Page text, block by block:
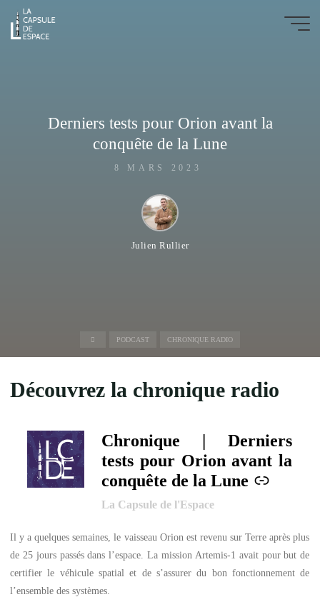
contenu
ARTICLES
|
PODCASTS
Derniers tests pour Orion avant la
conquête de la Lune
8 MARS 2023
Julien Rullier
AccueilPODCAST CHRONIQUE RADIO
Découvrez la chronique radio
Chronique | Derniers
tests pour Orion avant la
conquête de la Lune
–
La Capsule de l'Espace
Il y a quelques semaines, le vaisseau Orion est revenu sur Terre après plus
de 25 jours passés dans l’espace. La mission Artemis-1 avait pour but de
certifier le véhicule spatial et de s’assurer du bon fonctionnement de
l’ensemble des systèmes.